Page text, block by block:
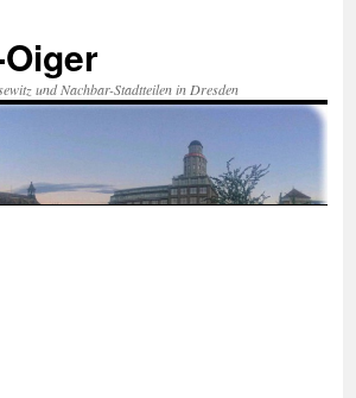
und Nachbar-Stadtteilen in Dresden